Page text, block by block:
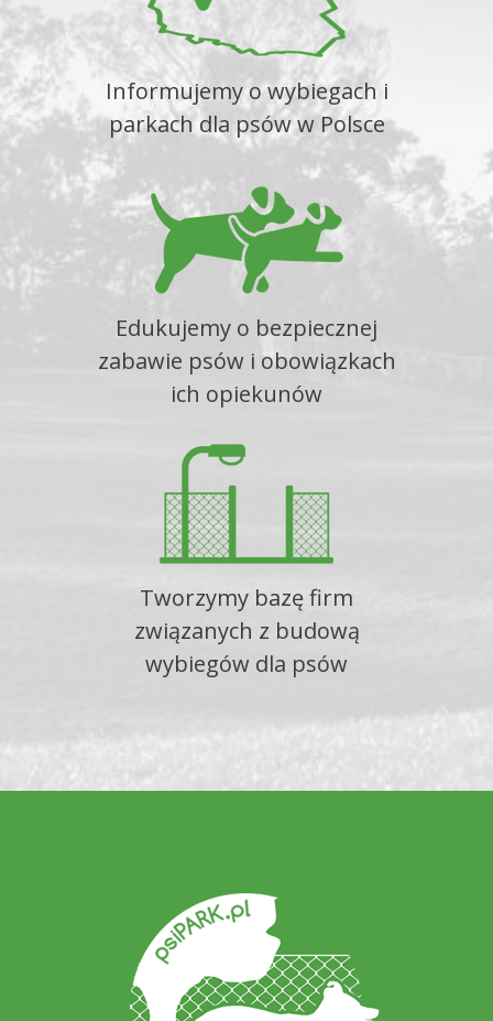
Informujemy o wybiegach i
parkach dla psów w Polsce
Edukujemy o bezpiecznej
zabawie psów i obowiązkach
ich opiekunów
Tworzymy bazę firm
związanych z budową
wybiegów dla psów